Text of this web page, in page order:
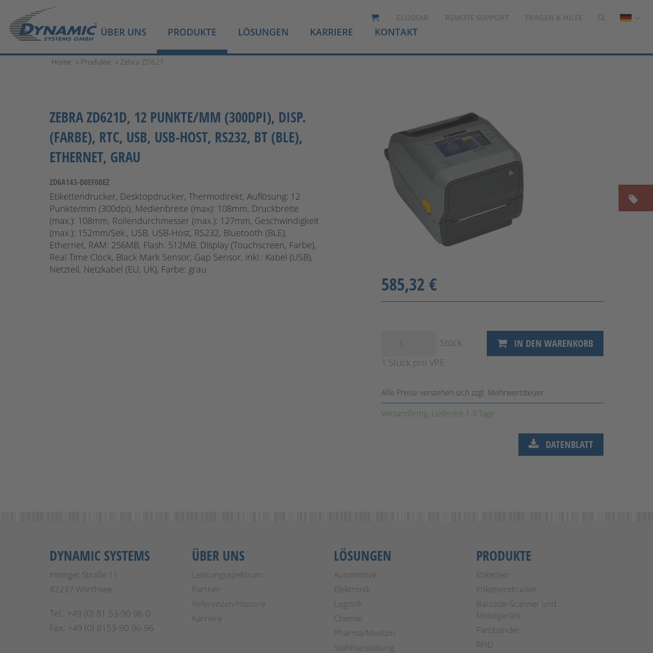
ÜBER UNS PRODUKTE LÖSUNGEN KARRIERE KONTAKT
Home » Produkte » Zebra ZD621
ZEBRA ZD621D, 12 PUNKTE/MM (300DPI), DISP.
(FARBE), RTC, USB, USB-HOST, RS232, BT (BLE),
ETHERNET, GRAU
ZD6A143-D0EF00EZ
Etikettendrucker, Desktopdrucker, Thermodirekt, Auflösung: 12
Punkte/mm (300dpi), Medienbreite (max): 108mm, Druckbreite
(max.): 108mm, Rollendurchmesser (max.): 127mm, Geschwindigkeit
(max.): 152mm/Sek., USB, USB-Host, RS232, Bluetooth (BLE),
Ethernet, RAM: 256MB, Flash: 512MB, Display (Touchscreen, Farbe),
Real Time Clock, Black Mark Sensor, Gap Sensor, inkl.: Kabel (USB),
Netzteil, Netzkabel (EU, UK), Farbe: grau
585,32 €
Stück IN DEN WARENKORB
1 Stück pro VPE
Alle Preise verstehen sich zzgl. Mehrwertsteuer
Versandfertig. Lieferzeit 1-3 Tage
DATENBLATT
DYNAMIC SYSTEMS
Inninger Straße 11
82237 Wörthsee
Tel.: +49 (0) 81 53-90 96-0
Fax: +49 (0) 8153-90 96-96
ÜBER UNS
Leistungsspektrum
Partner
Referenzen/Historie
Karriere
LÖSUNGEN
Automotive
Elektronik
Logistik
Chemie
Pharma/Medizin
Stahlherstellung
PRODUKTE
Etiketten
Etikettendrucker
Barcode-Scanner und
Mobilgeräte
Farbbänder
RFID